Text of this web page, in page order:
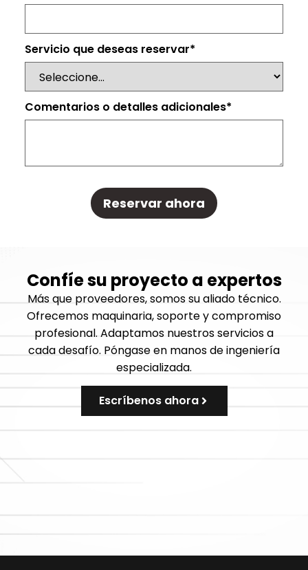
Servicio que deseas reservar*
Comentarios o detalles adicionales*
Reservar ahora
Confíe su proyecto a expertos
Más que proveedores, somos su aliado técnico.
Ofrecemos maquinaria, soporte y compromiso
profesional. Adaptamos nuestros servicios a
cada desafío. Póngase en manos de ingeniería
especializada.
Escríbenos ahora